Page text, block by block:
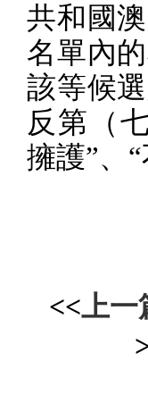
共和國
名單內
該等候
反第（
擁護”、“
<<上一